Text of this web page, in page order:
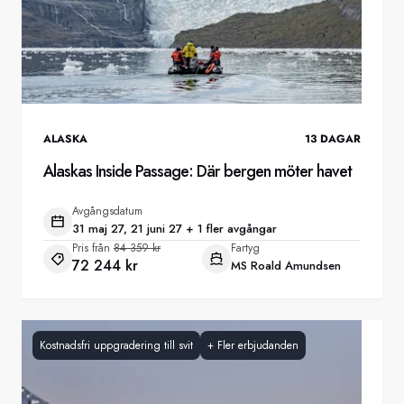
ALASKA 13 DAGAR
Alaskas Inside Passage: Där bergen möter havet
Avgångsdatum
31 maj 27, 21 juni 27 + 1 fler avgångar
Pris från 84 359 kr
72 244 kr
Fartyg
MS Roald Amundsen
Kostnadsfri uppgradering till svit + Fler erbjudanden